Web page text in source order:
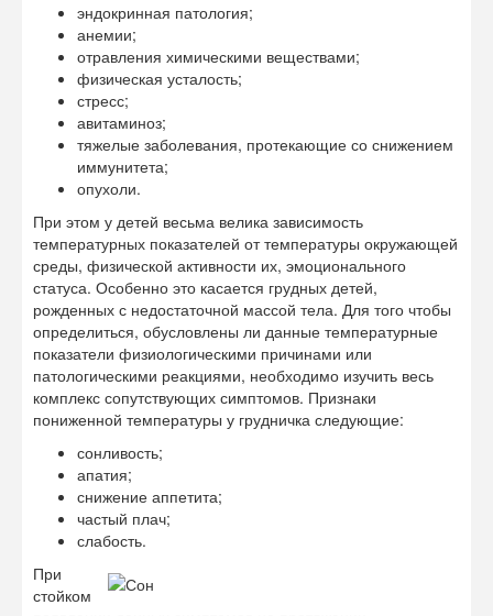
эндокринная патология;
анемии;
отравления химическими веществами;
физическая усталость;
стресс;
авитаминоз;
тяжелые заболевания, протекающие со снижением
иммунитета;
опухоли.
При этом у детей весьма велика зависимость
температурных показателей от температуры окружающей
среды, физической активности их, эмоционального
статуса. Особенно это касается грудных детей,
рожденных с недостаточной массой тела. Для того чтобы
определиться, обусловлены ли данные температурные
показатели физиологическими причинами или
патологическими реакциями, необходимо изучить весь
комплекс сопутствующих симптомов. Признаки
пониженной температуры у грудничка следующие:
сонливость;
апатия;
снижение аппетита;
частый плач;
слабость.
При
стойком